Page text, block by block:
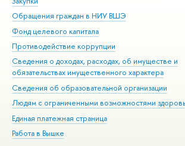
Обращения граждан в НИУ ВШЭ
Фонд целевого капитала
Противодействие коррупции
Сведения о доходах, расходах, об имуществе и
обязательствах имущественного характера
Сведения об образовательной организации
Людям с ограниченными возможностями
Единая платежная страница
Работа в Вышке